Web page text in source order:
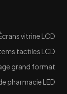
vitrine LCD
tactiles LCD
grand format
pharmacie LED